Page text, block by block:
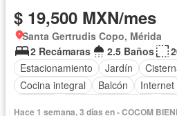
$ 19,500 MXN/mes
Santa Gertrudis Copo, Mérida
2 Recámaras
2.5 Baños
Estacionamiento
Jardín
Cocina integral
Balcón Internet
Hace 1 semana, 3 días en - COCOM